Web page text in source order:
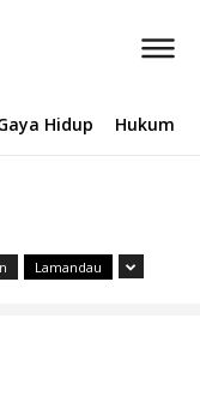
Hidup Hukum &
Lamandau